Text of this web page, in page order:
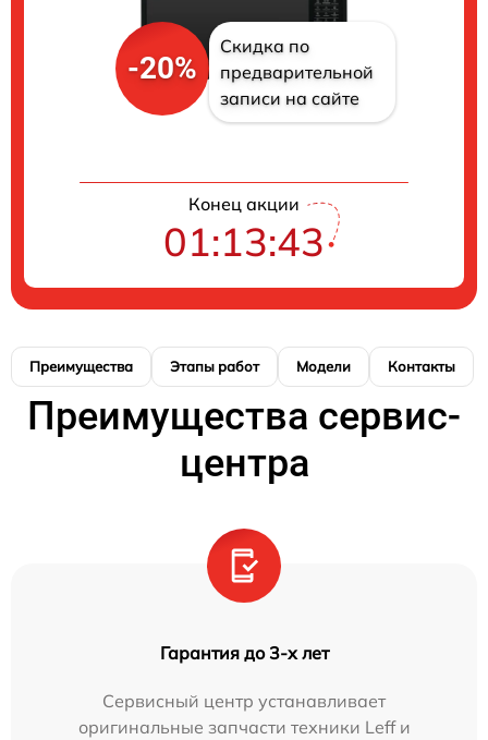
-20%
Скидка по
предварительной
записи на сайте
Конец акции
01:13:43
Преимущества Этапы работ Модели Контакты
Преимущества сервис-
центра
Гарантия до 3-х лет
Сервисный центр устанавливает
оригинальные запчасти техники Leff и